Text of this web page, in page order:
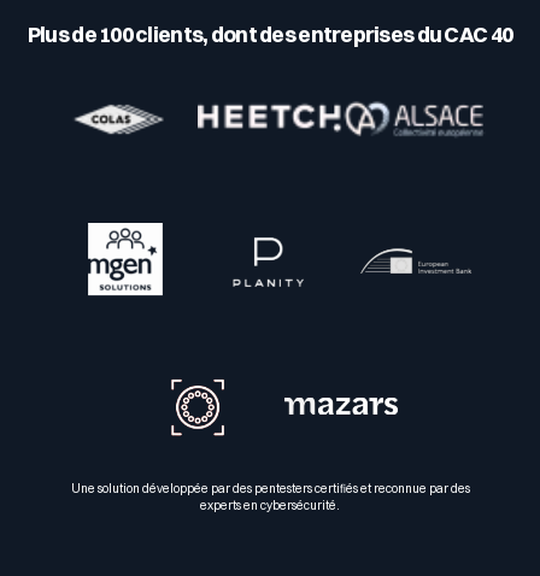
Logos & Press Kit
Guide menaces cyber
Télécharger le guide
Plus de 100 clients, dont des entreprises du CAC 40
Une solution développée par des pentesters certifiés et reconnue par des
experts en cybersécurité.